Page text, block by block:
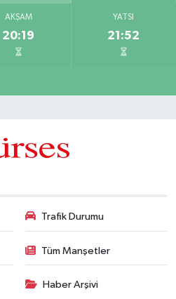
AKŞAM
20:19
YATSI
21:52
Trafik Durumu
Tüm Manşetler
Haber Arşivi